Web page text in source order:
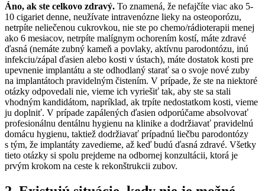
Áno, ak ste celkovo zdravý. To znamená, že nefajčíte viac ako 5-
10 cigariet denne, neužívate intravenózne lieky na osteoporózu,
netrpíte neliečenou cukrovkou, nie ste po chemo/rádioterapii menej
ako 6 mesiacov, netrpíte malígnym ochorením kostí, máte zdravé
ďasná (nemáte zubný kameň a povlaky, aktívnu parodontózu, inú
infekciu/zápal ďasien alebo kosti v ústach), máte dostatok kosti pre
upevnenie implantátu a ste odhodlaný starať sa o svoje nové zuby
na implantátoch pravidelným čistením. V prípade, že ste na niektoré
otázky odpovedali nie, vieme ich vyriešiť tak, aby ste sa stali
vhodným kandidátom, napríklad, ak trpíte nedostatkom kosti, vieme
ju doplniť. V prípade zapálených ďasien odporúčame absolvovať
profesionálnu dentálnu hygienu na klinike a dodržiavať pravidelnú
domácu hygienu, taktiež dodržiavať prípadnú liečbu parodontózy
s tým, že implantáty zavedieme, až keď budú ďasná zdravé. Všetky
tieto otázky si spolu prejdeme na odbornej konzultácii, ktorá je
prvým krokom na ceste k rekonštrukcii zubov.